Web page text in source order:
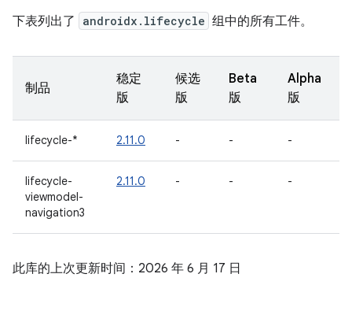
下表列出了 androidx.lifecycle 组中的所有工件。
制品
稳定
版
候选
版
Beta
版
Alpha
版
lifecycle-* 2.11.0 - - -
lifecycle-
viewmodel-
navigation3
2.11.0 - - -
此库的上次更新时间：2026 年 6 月 17 日